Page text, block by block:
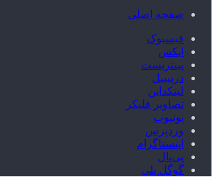
صفحه اصلی
فیسبوک
ایکس
پینتریست
دریبببل
لینکداین
تصاویر فلیکر
یوتیوب
وردپرس
اینستاگرام
پی‌پال
گوگل پلی